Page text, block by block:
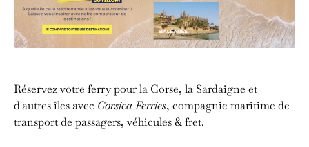
Réservez votre ferry pour la Corse, la Sardaigne et
d'autres îles avec Corsica Ferries, compagnie maritime de
transport de passagers, véhicules & fret.